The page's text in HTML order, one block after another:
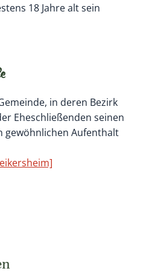
18 Jahre alt sein
in deren Bezirk
Eheschließenden seinen
gewöhnlichen Aufenthalt